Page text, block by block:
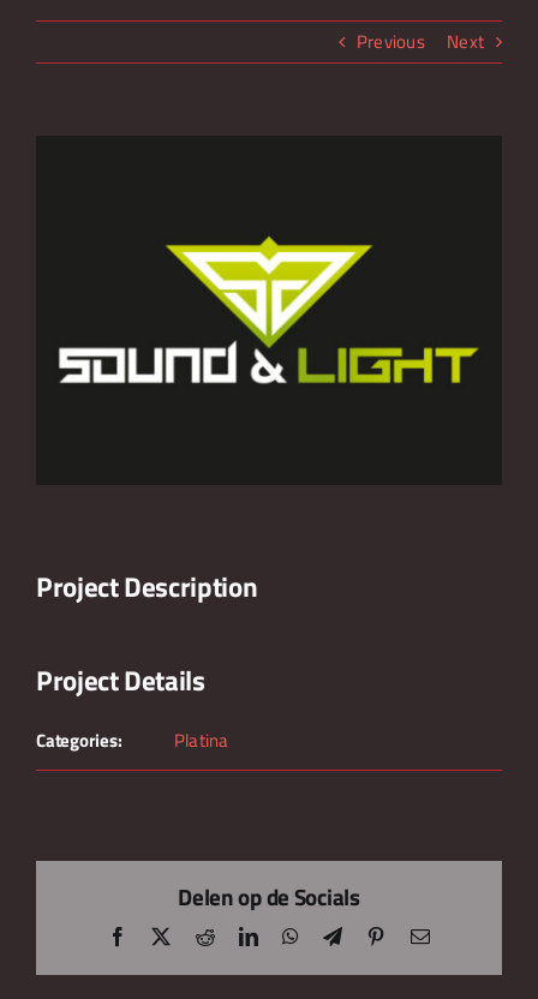
Previous Next
Project Description
Project Details
Categories: Platina
Delen op de Socials
Facebook RedditLinkedInWhatsApp
TelegramPinterest
E-